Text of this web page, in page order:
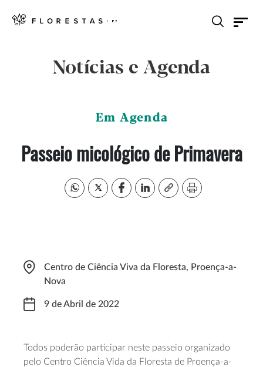
Notícias e Agenda
Em Agenda
Passeio micológico de Primavera
Centro de Ciência Viva da Floresta, Proença-a-
Nova
9 de Abril de 2022
Todos poderão participar neste passeio organizado
pelo Centro Ciência Vida da Floresta de Proença-a-